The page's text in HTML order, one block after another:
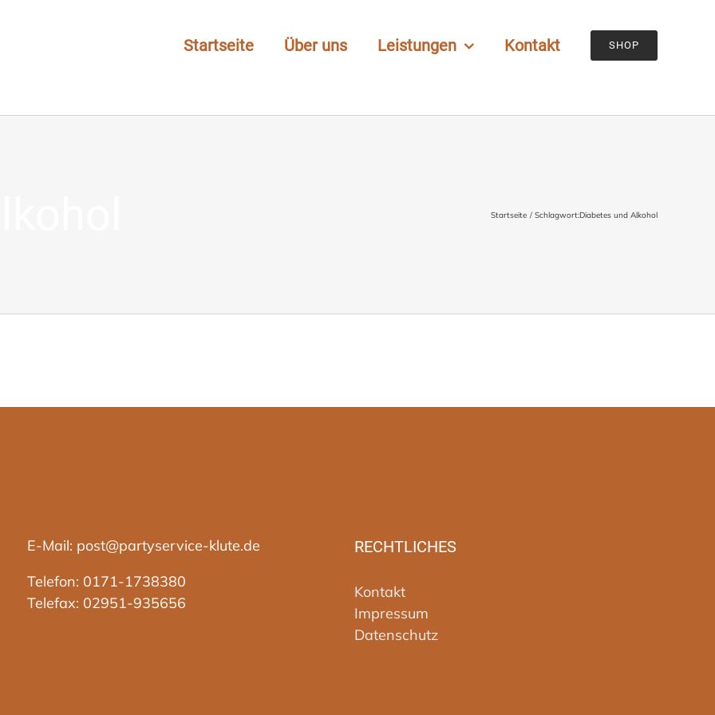
Startseite Über uns Leistungen Kontakt SHOP
Startseite Schlagwort:Diabetes und Alkohol
E-Mail: post@partyservice-klute.de
Telefon: 0171-1738380
Telefax: 02951-935656
RECHTLICHES
Kontakt
Impressum
Datenschutz